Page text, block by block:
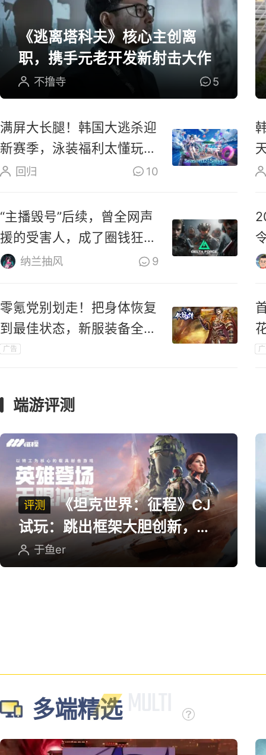
《逃离塔科夫》核心主创离
职，携手元老开发新射击大作
不撸寺 5
满屏大长腿！韩国大逃杀迎
新赛季，泳装福利太懂玩家
了
回归 10
“主播毁号”后续，曾全网声
援的受害人，成了圈钱狂
魔？纳兰抽风 9
零氪党别划走！把身体恢复
到最佳状态，新服装备全靠
打！
广告
端游评测
评测
《坦克世界：征程》CJ
试玩：跳出框架大胆创新，用
英雄射击重塑坦克对战
于鱼er
多端精选